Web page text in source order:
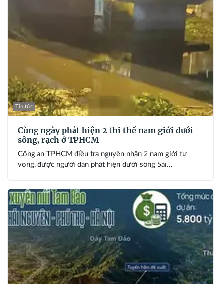
Tin tức
Cùng ngày phát hiện 2 thi thể nam giới dưới
sông, rạch ở TPHCM
Công an TPHCM điều tra nguyên nhân 2 nam giới tử
vong, được người dân phát hiện dưới sông Sài...